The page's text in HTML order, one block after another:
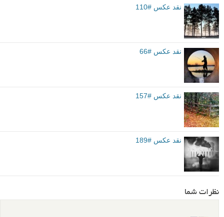
نقد عکس #110
نقد عکس #66
نقد عکس #157
نقد عکس #189
نظرات شما